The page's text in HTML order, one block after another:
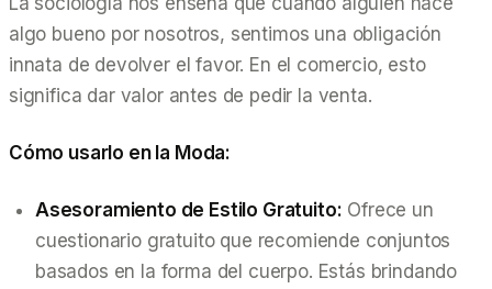
algo bueno por nosotros, sentimos una obligación
innata de devolver el favor. En el comercio, esto
significa dar valor antes de pedir la venta.
Cómo usarlo en la Moda:
Asesoramiento de Estilo Gratuito: Ofrece un
cuestionario gratuito que recomiende conjuntos
basados en la forma del cuerpo. Estás brindando